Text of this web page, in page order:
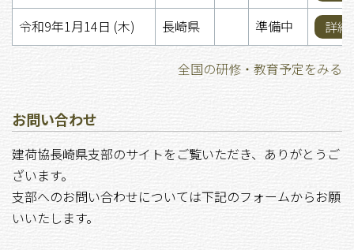
令和9年1月14日 (木)
長崎県 準備中 詳細
全国の研修・教育予定をみる
お問い合わせ
建荷協長崎県支部のサイトをご覧いただき、ありがとうご
ざいます。
支部へのお問い合わせについては下記のフォームからお願
いいたします。